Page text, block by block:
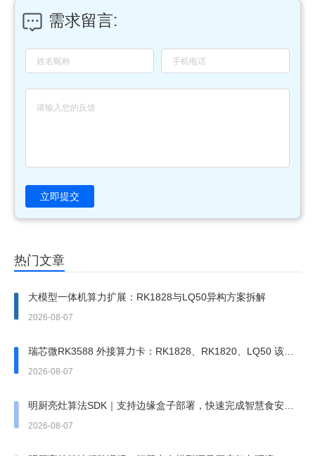
需求留言:
立即提交
热门文章
大模型一体机算力扩展：RK1828与LQ50异构方案拆解
2026-08-07
瑞芯微RK3588 外接算力卡：RK1828、RK1820、LQ50 该上
哪一张？
2026-08-07
明厨亮灶算法SDK｜支持边缘盒子部署，快速完成智慧食安改
造
2026-08-07